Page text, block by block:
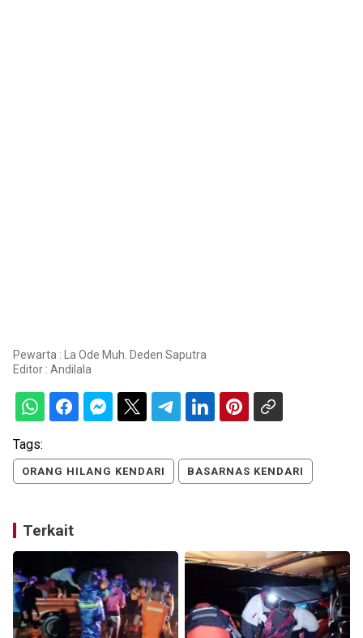
Pewarta : La Ode Muh. Deden Saputra
Editor : Andilala
Tags:
ORANG HILANG KENDARI BASARNAS KENDARI
Terkait